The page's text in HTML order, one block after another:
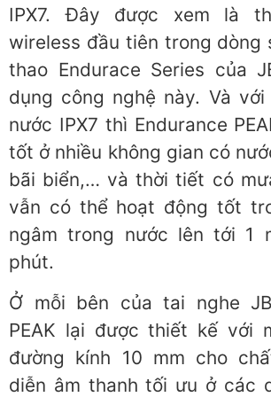
IPX7. Đây được xem là
wireless đầu tiên trong dòng
thao Endurace Series của
dụng công nghệ này. Và với
nước IPX7 thì Endurance
tốt ở nhiều không gian có
bãi biển,… và thời tiết có
vẫn có thể hoạt động tốt
ngâm trong nước lên tới 1
phút.
Ở mỗi bên của tai nghe
PEAK lại được thiết kế với
đường kính 10 mm cho
diễn âm thanh tối ưu ở các